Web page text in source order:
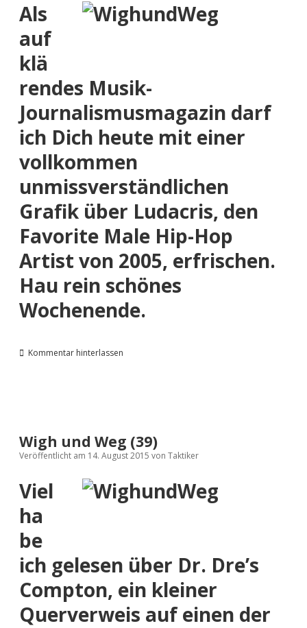
Als
auf
klä
rendes Musik-
Journalismusmagazin darf
ich Dich heute mit einer
vollkommen
unmissverständlichen
Grafik über Ludacris, den
Favorite Male Hip-Hop
Artist von 2005, erfrischen.
Hau rein schönes
Wochenende.
Kommentar hinterlassen
Wigh und Weg (39)
Veröffentlicht am 14. August 2015 von Taktiker
Viel
ha
be
ich gelesen über Dr. Dre’s
Compton, ein kleiner
Querverweis auf einen der